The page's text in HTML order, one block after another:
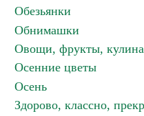
Обезьянки
Обнимашки
Овощи, фрукты,
Осенние цветы
Осень
Здорово, классно,